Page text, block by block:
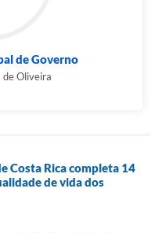
de Governo
Oliveira
Costa Rica completa 14
de vida dos